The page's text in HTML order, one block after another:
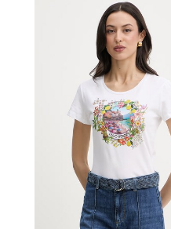
udobnost korištenja
Ležeran stilčini majicu
Spuštena linija ramena
ležeran karakter
Životinjski uzorak
u
stilizaciji